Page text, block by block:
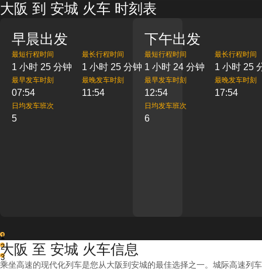
大阪 到 安城 火车 时刻表
早晨出发
最短行程时间
1 小时 25 分钟
最长行程时间
1 小时 25 分钟
最早发车时刻
07:54
最晚发车时刻
11:54
日均发车班次
5
下午出发
最短行程时间
1 小时 24 分钟
最长行程时间
1 小时 25
最早发车时刻
12:54
最晚发车时刻
17:54
日均发车班次
6
1
2
3
大阪 至 安城 火车信息
乘坐高速的现代化列车是您从大阪到安城的最佳选择之一。城际高速列车